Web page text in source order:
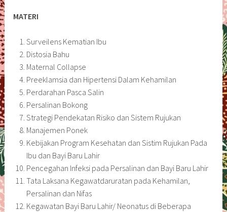
MATERI
Surveilens Kematian Ibu
Distosia Bahu
Maternal Collapse
Preeklamsia dan Hipertensi Dalam Kehamilan
Perdarahan Pasca Salin
Persalinan Bokong
Strategi Pendekatan Risiko dan Sistem Rujukan
Manajemen Ponek
Kebijakan Program Kesehatan dan Sistim Rujukan Pada
Ibu dan Bayi Baru Lahir
Pencegahan Infeksi pada Persalinan dan Bayi Baru Lahir
Tata Laksana Kegawatdaruratan pada Kehamilan,
Persalinan dan Nifas
Kegawatan Bayi Baru Lahir/ Neonatus di Beberapa